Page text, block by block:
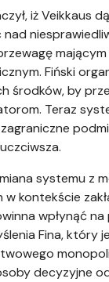
iż Veikkaus
Fiński
środków, by
Teraz
systemu z
kontekście
wpłynąć na
Fina, który
decyzyjne